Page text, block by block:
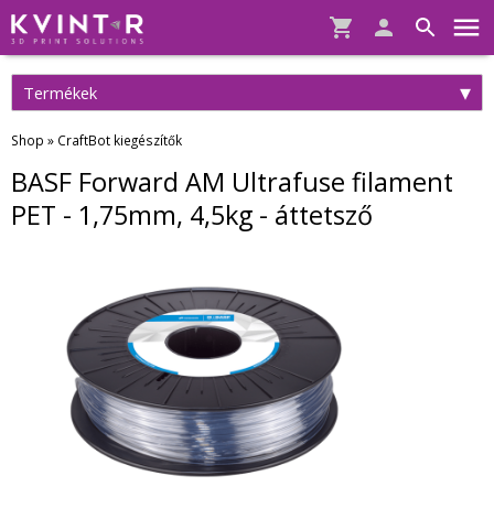
Termékek
Shop » CraftBot kiegészítők
BASF Forward AM Ultrafuse filament
PET - 1,75mm, 4,5kg - áttetsző